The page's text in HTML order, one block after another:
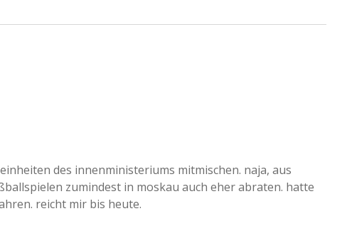
des innenministeriums mitmischen. naja, aus
zumindest in moskau auch eher abraten. hatte
reicht mir bis heute.